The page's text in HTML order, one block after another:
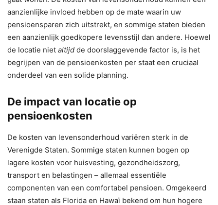
aanzienlijke invloed hebben op de mate waarin uw
pensioensparen zich uitstrekt, en sommige staten bieden
een aanzienlijk goedkopere levensstijl dan andere. Hoewel
de locatie niet altijd de doorslaggevende factor is, is het
begrijpen van de pensioenkosten per staat een cruciaal
onderdeel van een solide planning.
De impact van locatie op
pensioenkosten
De kosten van levensonderhoud variëren sterk in de
Verenigde Staten. Sommige staten kunnen bogen op
lagere kosten voor huisvesting, gezondheidszorg,
transport en belastingen – allemaal essentiële
componenten van een comfortabel pensioen. Omgekeerd
staan ​​staten als Florida en Hawaï bekend om hun hogere